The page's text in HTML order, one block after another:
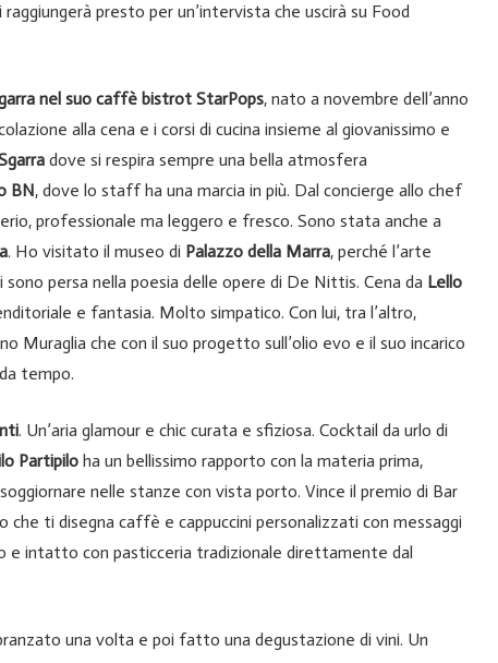
presto per un’intervista che uscirà su Food
nel suo caffè bistrot StarPops, nato a novembre dell’anno
alla cena e i corsi di cucina insieme al giovanissimo e
dove si respira sempre una bella atmosfera
BN, dove lo staff ha una marcia in più. Dal concierge allo chef
professionale ma leggero e fresco. Sono stata anche a
. Ho visitato il museo di Palazzo della Marra, perché l’arte
persa nella poesia delle opere di De Nittis. Cena da Lello
e fantasia. Molto simpatico. Con lui, tra l’altro,
Muraglia che con il suo progetto sull’olio evo e il suo incarico
tempo.
. Un’aria glamour e chic curata e sfiziosa. Cocktail da urlo di
Partipilo ha un bellissimo rapporto con la materia prima,
nelle stanze con vista porto. Vince il premio di Bar
che ti disegna caffè e cappuccini personalizzati con messaggi
e intatto con pasticceria tradizionale direttamente dal
una volta e poi fatto una degustazione di vini. Un